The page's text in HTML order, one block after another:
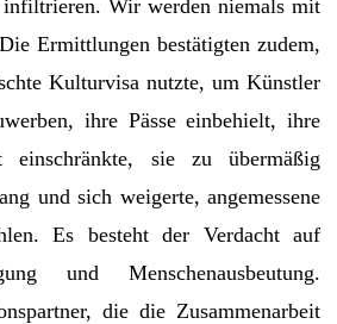
infiltrieren. Wir werden niemals mit
Ermittlungen bestätigten zudem,
Kulturvisa nutzte, um Künstler
ihre Pässe einbehielt, ihre
einschränkte, sie zu übermäßig
und sich weigerte, angemessene
Es besteht der Verdacht auf
und Menschenausbeutung.
die die Zusammenarbeit